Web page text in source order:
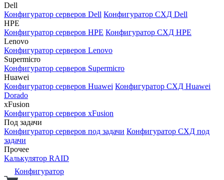
Dell
Конфигуратор серверов Dell Конфигуратор СХД Dell
HPE
Конфигуратор серверов HPE Конфигуратор СХД HPE
Lenovo
Конфигуратор серверов Lenovo
Supermicro
Конфигуратор серверов Supermicro
Huawei
Конфигуратор серверов Huawei Конфигуратор СХД Huawei
Dorado
xFusion
Конфигуратор серверов xFusion
Под задачи
Конфигуратор серверов под задачи Конфигуратор СХД под
задачи
Прочее
Калькулятор RAID
Конфигуратор